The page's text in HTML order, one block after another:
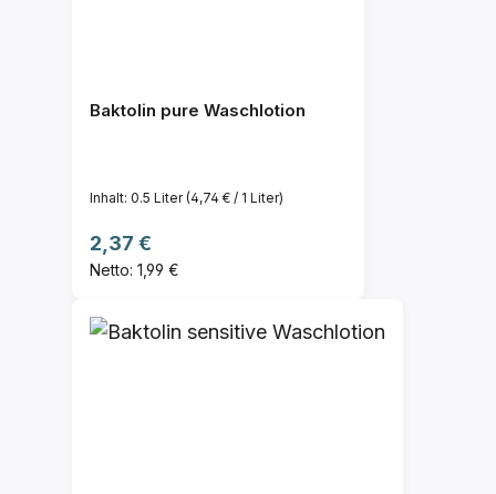
Baktolin pure Waschlotion
Inhalt: 0.5 Liter(4,74 € / 1 Liter)
Regulärer Preis:
2,37 €
Netto: 1,99 €